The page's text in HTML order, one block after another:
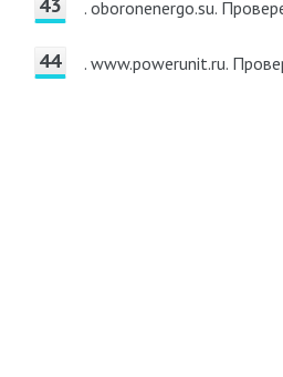
. oboronenergo.su.
. www.powerunit.ru.